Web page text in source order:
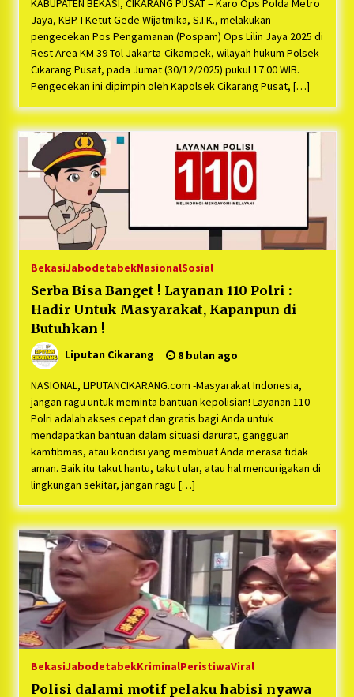
KABUPATEN BEKASI, CIKARANG PUSAT – Karo Ops Polda Metro
Jaya, KBP. I Ketut Gede Wijatmika, S.I.K., melakukan
pengecekan Pos Pengamanan (Pospam) Ops Lilin Jaya 2025 di
Rest Area KM 39 Tol Jakarta-Cikampek, wilayah hukum Polsek
Cikarang Pusat, pada Jumat (30/12/2025) pukul 17.00 WIB.
Pengecekan ini dipimpin oleh Kapolsek Cikarang Pusat, […]
BekasiJabodetabekNasionalSosial
Serba Bisa Banget ! Layanan 110 Polri :
Hadir Untuk Masyarakat, Kapanpun di
Butuhkan !
Liputan Cikarang 8 bulan ago
NASIONAL, LIPUTANCIKARANG.com -Masyarakat Indonesia,
jangan ragu untuk meminta bantuan kepolisian! Layanan 110
Polri adalah akses cepat dan gratis bagi Anda untuk
mendapatkan bantuan dalam situasi darurat, gangguan
kamtibmas, atau kondisi yang membuat Anda merasa tidak
aman. Baik itu takut hantu, takut ular, atau hal mencurigakan di
lingkungan sekitar, jangan ragu […]
BekasiJabodetabekKriminalPeristiwaViral
Polisi dalami motif pelaku habisi nyawa